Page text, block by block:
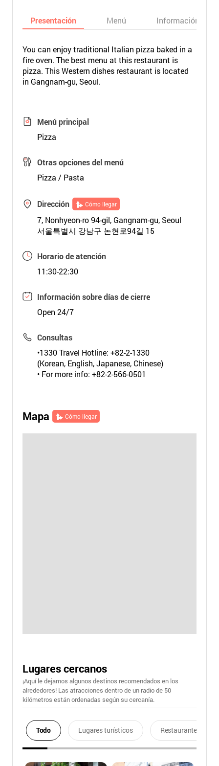
Presentación Menú Información
You can enjoy traditional Italian pizza baked in a
fire oven. The best menu at this restaurant is
pizza. This Western dishes restaurant is located
in Gangnam-gu, Seoul.
Menú principal
Pizza
Otras opciones del menú
Pizza / Pasta
Dirección Cómo llegar
7, Nonhyeon-ro 94-gil, Gangnam-gu, Seoul
서울특별시 강남구 논현로94길 15
Horario de atención
11:30-22:30
Información sobre días de cierre
Open 24/7
Consultas
•1330 Travel Hotline: +82-2-1330
(Korean, English, Japanese, Chinese)
• For more info: +82-2-566-0501
Mapa Cómo llegar
Lugares cercanos
¡Aquí le dejamos algunos destinos recomendados en los
alrededores! Las atracciones dentro de un radio de 50
kilómetros están ordenadas según su cercanía.
Todo Lugares turísticos Restaurantes